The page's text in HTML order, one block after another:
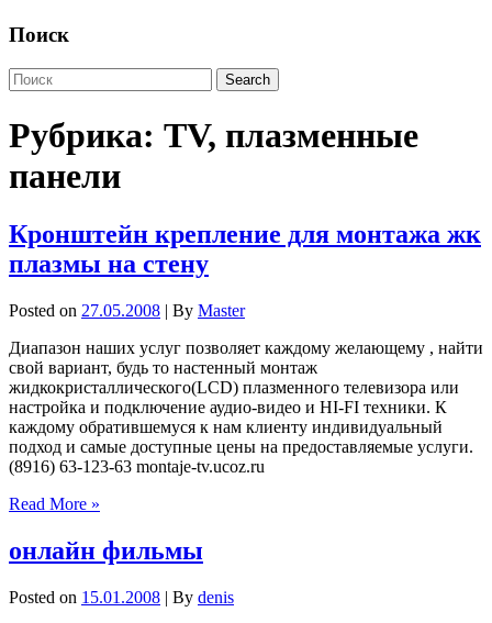
Поиск
Рубрика: TV, плазменные
панели
Кронштейн крепление для монтажа жк
плазмы на стену
Posted on 27.05.2008 | By Master
Диапазон наших услуг позволяет каждому желающему , найти
свой вариант, будь то настенный монтаж
жидкокристаллического(LCD) плазменного телевизора или
настройка и подключение аудио-видео и HI-FI техники. К
каждому обратившемуся к нам клиенту индивидуальный
подход и самые доступные цены на предоставляемые услуги.
(8916) 63-123-63 montaje-tv.ucoz.ru
Read More »
онлайн фильмы
Posted on 15.01.2008 | By denis